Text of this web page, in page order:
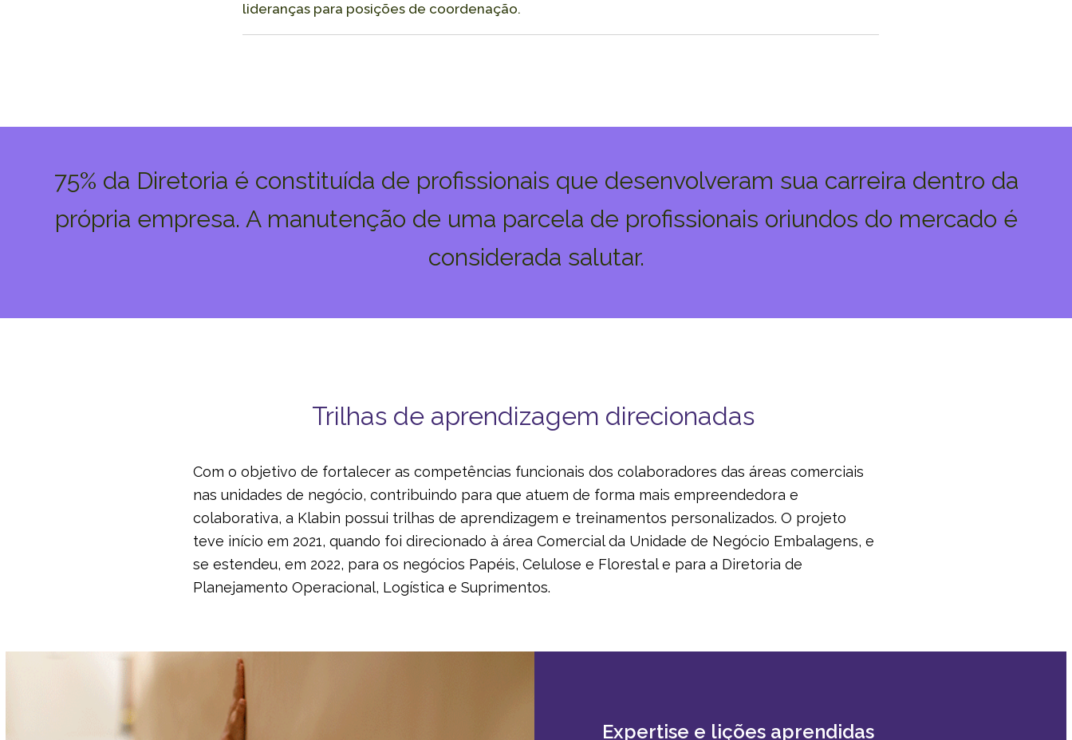
lideranças para posições de coordenação.
75% da Diretoria é constituída de profissionais que desenvolveram sua carreira dentro da
própria empresa. A manutenção de uma parcela de profissionais oriundos do mercado é
considerada salutar.
Trilhas de aprendizagem direcionadas
Com o objetivo de fortalecer as competências funcionais dos colaboradores das áreas comerciais
nas unidades de negócio, contribuindo para que atuem de forma mais empreendedora e
colaborativa, a Klabin possui trilhas de aprendizagem e treinamentos personalizados. O projeto
teve início em 2021, quando foi direcionado à área Comercial da Unidade de Negócio Embalagens, e
se estendeu, em 2022, para os negócios Papéis, Celulose e Florestal e para a Diretoria de
Planejamento Operacional, Logística e Suprimentos.
Expertise e lições aprendidas